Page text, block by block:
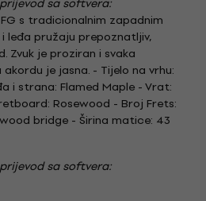
s tradicionalnim zapadnim
leđa pružaju prepoznatljiv,
Zvuk je proziran i svaka
je jasna. - Tijelo na vrhu:
i strana: Flamed Maple - Vrat:
Rosewood - Broj Frets:
bridge - Širina matice: 43
sa softvera: